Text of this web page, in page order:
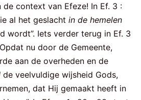
context van Efeze! In Ef. 3 :
al het geslacht in de hemelen
wordt”. Iets verder terug in Ef. 3
nu door de Gemeente,
aan de overheden en de
de veelvuldige wijsheid Gods,
dat Hij gemaakt heeft in